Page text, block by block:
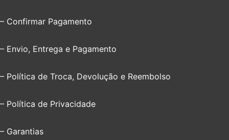
– Confirmar Pagamento
– Envio, Entrega e Pagamento
– Política de Troca, Devolução e Reembolso
– Política de Privacidade
– Garantias